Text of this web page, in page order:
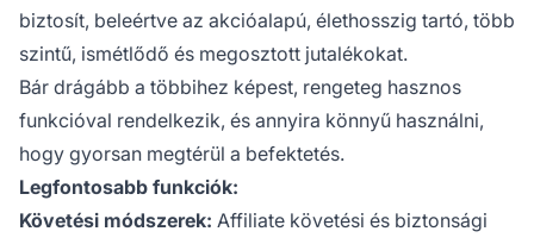
biztosít, beleértve az akcióalapú, élethosszig tartó, több
szintű, ismétlődő és megosztott jutalékokat.
Bár drágább a többihez képest, rengeteg hasznos
funkcióval rendelkezik, és annyira könnyű használni,
hogy gyorsan megtérül a befektetés.
Legfontosabb funkciók:
Követési módszerek: Affiliate követési és biztonsági